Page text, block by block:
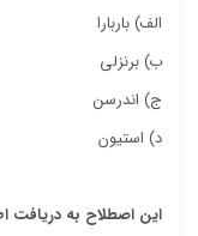
الف) باربارا
ب) برنزلی
ج) اندرسن
د) استیون
این اصطلاح به دریافت